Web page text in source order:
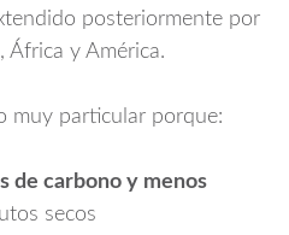
posteriormente por
África y América.
muy particular porque:
de carbono y menos
secos